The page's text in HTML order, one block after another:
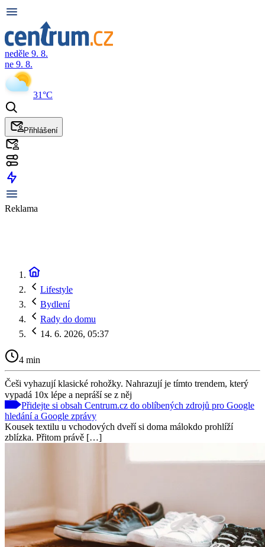
neděle 9. 8.
ne 9. 8.
31°C
Přihlášení
Reklama
Lifestyle
Bydlení
Rady do domu
14. 6. 2026, 05:37
4 min
Češi vyhazují klasické rohožky. Nahrazují je tímto trendem, který
vypadá 10x lépe a nepráší se z něj
Přidejte si obsah Centrum.cz do oblíbených zdrojů pro Google
hledání a Google zprávy
Kousek textilu u vchodových dveří si doma málokdo prohlíží
zblízka. Přitom právě […]